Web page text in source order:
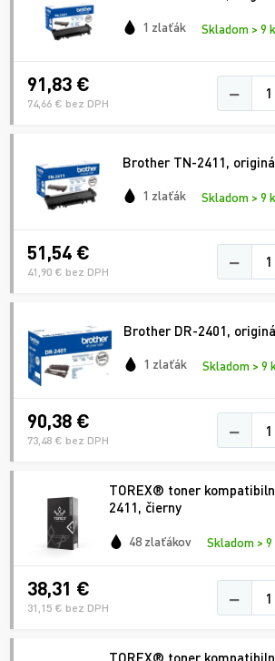
1 zlaťák Skladom > 9
91,83 €
74,66 € bez DPH −
Brother TN-2411,
1 zlaťák Skladom > 9
51,54 €
41,90 € bez DPH −
Brother DR-2401,
1 zlaťák Skladom > 9
90,38 €
73,48 € bez DPH −
TOREX® toner
2411, čierny
48 zlaťákov Skladom > 9
38,31 €
31,15 € bez DPH −
TOREX® toner